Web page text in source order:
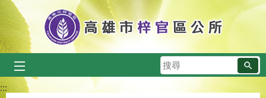
跳到主要內容區塊
搜
尋
:::